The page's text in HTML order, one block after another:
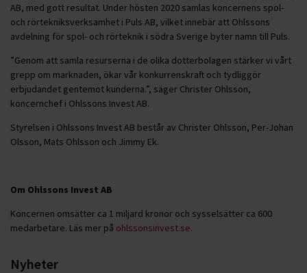
AB, med gott resultat. Under hösten 2020 samlas koncernens spol-
och rörtekniksverksamhet i Puls AB, vilket innebär att Ohlssons
avdelning för spol- och rörteknik i södra Sverige byter namn till Puls.
”Genom att samla resurserna i de olika dotterbolagen stärker vi vårt
grepp om marknaden, ökar vår konkurrenskraft och tydliggör
erbjudandet gentemot kunderna.”, säger Christer Ohlsson,
koncernchef i Ohlssons Invest AB.
Styrelsen i Ohlssons Invest AB består av Christer Ohlsson, Per-Johan
Olsson, Mats Ohlsson och Jimmy Ek.
Om Ohlssons Invest AB
Koncernen omsätter ca 1 miljard kronor och sysselsätter ca 600
medarbetare. Läs mer på ohlssonsinvest.se.
Nyheter